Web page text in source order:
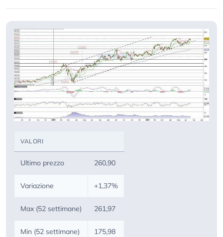
VALORI
Ultimo prezzo 260,90
Variazione +1,37%
Max (52 settimane) 261,97
Min (52 settimane) 175,98